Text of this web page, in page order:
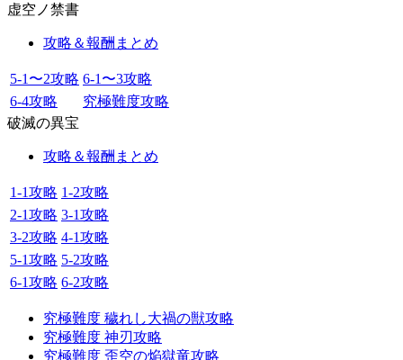
虚空ノ禁書
攻略＆報酬まとめ
5-1〜2攻略 6-1〜3攻略
6-4攻略
究極難度攻略
破滅の異宝
攻略＆報酬まとめ
1-1攻略 1-2攻略
2-1攻略 3-1攻略
3-2攻略 4-1攻略
5-1攻略 5-2攻略
6-1攻略 6-2攻略
究極難度 穢れし大禍の獣攻略
究極難度 神刃攻略
究極難度 歪空の焔獄竜攻略